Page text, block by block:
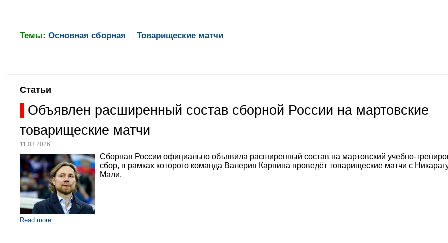
Темы: Основная сборная Товарищеские матчи
Статьи
Объявлен расширенный состав сборной России на мартовские
товарищеские матчи
11.03.2026
Сборная России официально объявила расширенный состав на мартовский учебно-
сбор, в рамках которого команда Валерия Карпина проведёт товарищеские матчи с
Мали.
Read more